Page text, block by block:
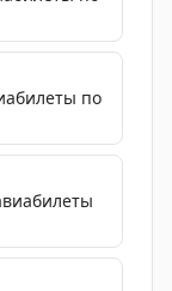
по